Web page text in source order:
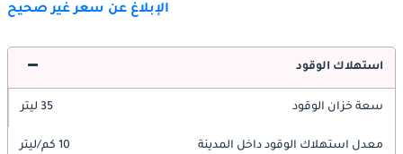
الإبلاغ عن سعر غير صحيح
استهلاك الوقود
سعة خزان الوقود 35 ليتر
معدل استهلاك الوقود داخل المدينة 10 كم/ليتر